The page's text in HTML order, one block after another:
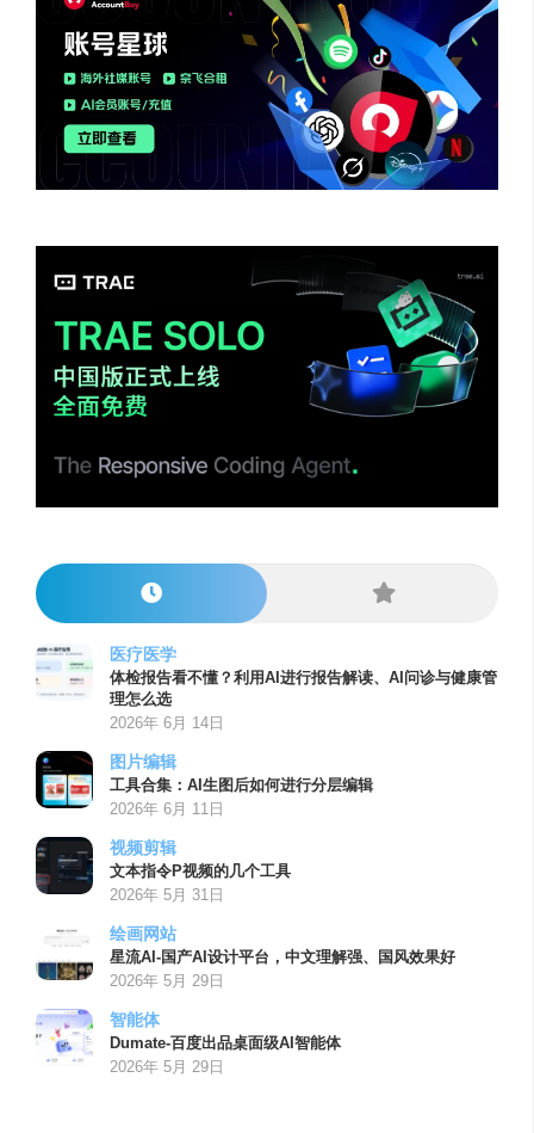
医疗医学
体检报告看不懂？利用AI进行报告解读、AI问诊与健康管
理怎么选
2026年 6月 14日
图片编辑
工具合集：AI生图后如何进行分层编辑
2026年 6月 11日
视频剪辑
文本指令P视频的几个工具
2026年 5月 31日
绘画网站
星流AI-国产AI设计平台，中文理解强、国风效果好
2026年 5月 29日
智能体
Dumate-百度出品桌面级AI智能体
2026年 5月 29日